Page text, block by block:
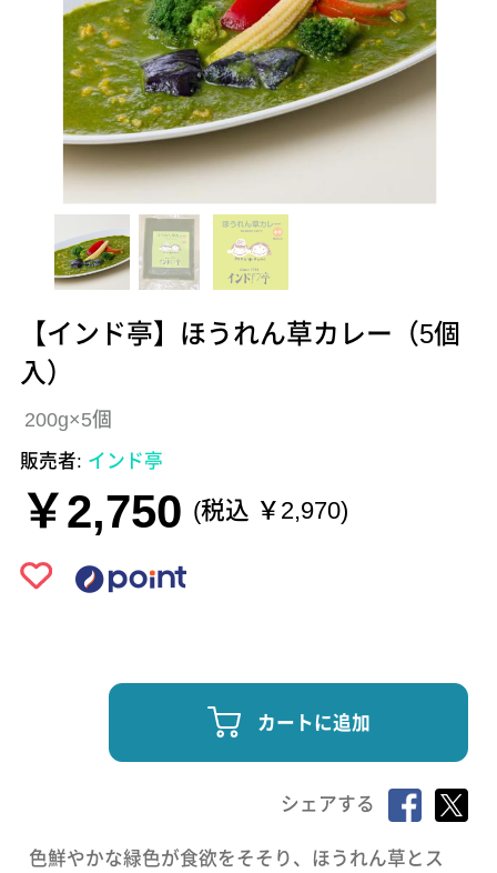
【インド亭】ほうれん草カレー（5個
入）
200g×5個
販売者: インド亭
￥2,750 (税込 ￥2,970)
カートに追加
シェアする
色鮮やかな緑色が食欲をそそり、ほうれん草とス